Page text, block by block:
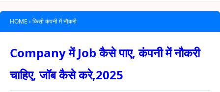
HOME › किसी कंपनी में नौकरी
Company में Job कैसे पाए, कंपनी में नौकरी
चाहिए, जॉब कैसे करे,2025